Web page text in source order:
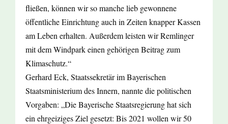
fließen, können wir so manche lieb gewonnene
öffentliche Einrichtung auch in Zeiten knapper Kassen
am Leben erhalten. Außerdem leisten wir Remlinger
mit dem Windpark einen gehörigen Beitrag zum
Klimaschutz.“
Gerhard Eck, Staatssekretär im Bayerischen
Staatsministerium des Innern, nannte die politischen
Vorgaben: „Die Bayerische Staatsregierung hat sich
ein ehrgeiziges Ziel gesetzt: Bis 2021 wollen wir 50